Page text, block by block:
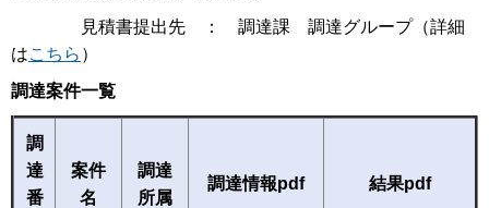
見積書提出先 ： 調達課 調達グループ（詳細
はこちら ）
調達案件一覧
調
達
番
案件
名
調達
所属
調達情報pdf 結果pdf